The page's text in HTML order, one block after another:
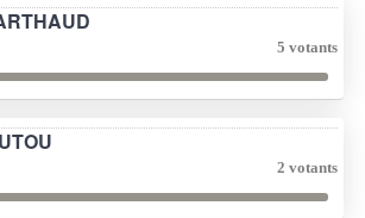
5 votants
2 votants